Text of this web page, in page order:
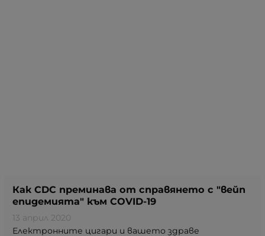
Как CDC преминава от справянето с "вейп
епидемията" към COVID-19
13 април 2020
Електронните цигари и вашето здраве